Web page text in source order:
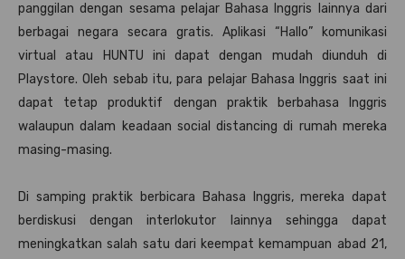
panggilan dengan sesama pelajar Bahasa Inggris lainnya dari
berbagai negara secara gratis. Aplikasi “Hallo” komunikasi
virtual atau HUNTU ini dapat dengan mudah diunduh di
Playstore. Oleh sebab itu, para pelajar Bahasa Inggris saat ini
dapat tetap produktif dengan praktik berbahasa Inggris
walaupun dalam keadaan social distancing di rumah mereka
masing-masing.
Di samping praktik berbicara Bahasa Inggris, mereka dapat
berdiskusi dengan interlokutor lainnya sehingga dapat
meningkatkan salah satu dari keempat kemampuan abad 21,